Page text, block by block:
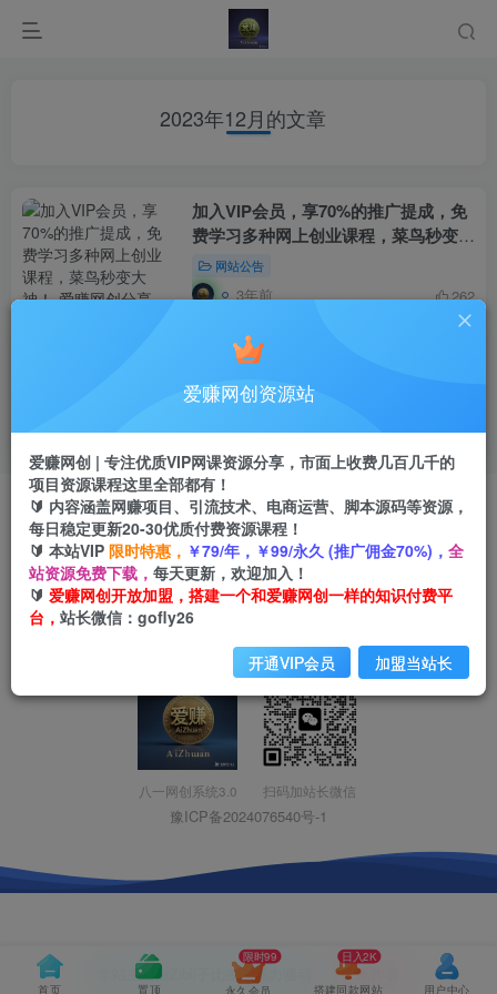
2023年12月的文章
加入VIP会员，享70%的推广提成，免
费学习多种网上创业课程，菜鸟秒变大
神！网站公告
3年前 262
加盟爱赚网创，加盟搭建同款知识付费
网站公告
3年前 357
友链申请 - 免责声明 - 关于我们 - 广告合作 - 网站地图
Copyright © 2023 ·八一网创分享豫ICP备2024076540号-1· 由八一网
创
强力驱动.
本站已安全运行: 1642天8小时37分24秒
八一网创系统3.0 扫码加站长微信
豫ICP备2024076540号-1
首页 置顶 永久会员
限时99
搭建同款网站
日入2K
用户中心
爱赚网创资源站
爱赚网创 | 专注优质VIP网课资源分享，市面上收费几百几千的
项目资源课程这里全部都有！
🔰 内容涵盖网赚项目、引流技术、电商运营、脚本源码等资源，
每日稳定更新20-30优质付费资源课程！
🔰 本站VIP 限时特惠， ￥79/年，￥99/永久 (推广佣金70%)， 全
站资源免费下载， 每天更新，欢迎加入！
🔰 爱赚网创开放加盟，搭建一个和爱赚网创一样的知识付费平
台， 站长微信：gofly26
开通VIP会员 加盟当站长
本站主题由Zibll子比主题强力驱动 联系作者